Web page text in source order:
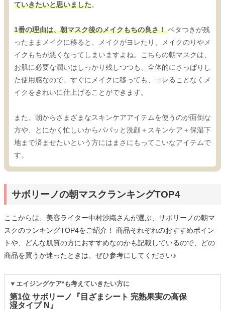
ていきたいと思いました。
1番の理由は、朝マスク後のメイクもちの良さ！ベタつきが残
ったままメイクに移ると、メイクがヨレたり、メイクのりやメ
イクもちが悪くなってしまいますよね。こちらの朝マスクは、
お肌に必要な潤いはしっかり残しつつも、全体的にさっぱりし
た使用感なので、すぐにメイクに移っても、ヨレることなくメ
イクをきれいに仕上げることができます。
また、朝からさまざまなスキンケアアイテムを使うのが面倒な
方や、とにかく忙しいからパパッと洗顔＋スキンケア＋保湿下
地まで済ませたいという方にはまさにもってこいなアイテムで
す。
サボリーノの朝マスクランキングTOP4
ここからは、美容ライター中村沙織さんが選ぶ、サボリーノの朝マ
スクのランキングTOP4をご紹介！ 商品それぞれのおすすめポイン
トや、どんな肌質の方におすすめなのかも記載しているので、どの
商品を買うか迷ったときは、ぜひ参考にしてください♪
第1位 サボリーノ『目ざまシート 完熟果実の高保
湿タイプ N』
▼エイジングケア*も考えていきたい方に